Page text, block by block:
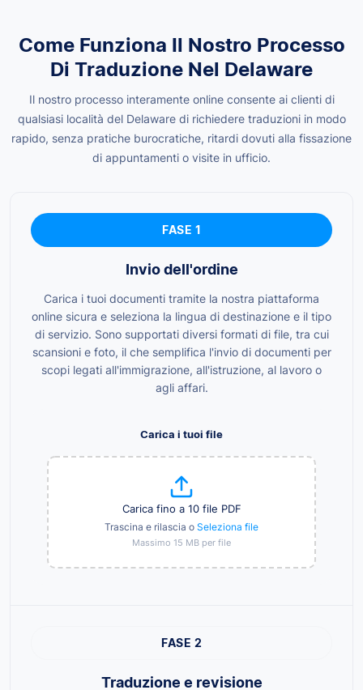
Come Funziona Il Nostro Processo
Di Traduzione Nel Delaware
Il nostro processo interamente online consente ai clienti di
qualsiasi località del Delaware di richiedere traduzioni in modo
rapido, senza pratiche burocratiche, ritardi dovuti alla fissazione
di appuntamenti o visite in ufficio.
FASE 1
Invio dell'ordine
Carica i tuoi documenti tramite la nostra piattaforma
online sicura e seleziona la lingua di destinazione e il tipo
di servizio. Sono supportati diversi formati di file, tra cui
scansioni e foto, il che semplifica l'invio di documenti per
scopi legati all'immigrazione, all'istruzione, al lavoro o
agli affari.
Carica i tuoi file
Carica fino a 10 file PDF
Trascina e rilascia o Seleziona file
Massimo 15 MB per file
FASE 2
Traduzione e revisione